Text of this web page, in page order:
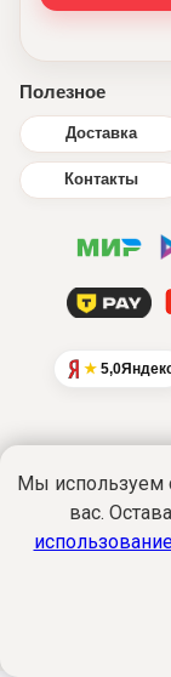
Полезное
Доставка
Контакты
5,0
и не
©2015-
Мы используем
вас.